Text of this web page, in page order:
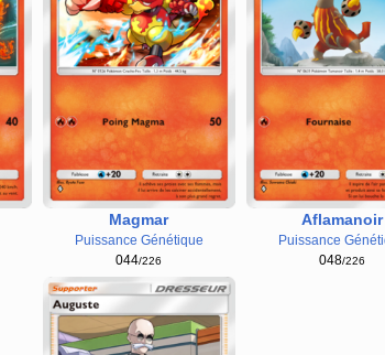
Magmar
Puissance Génétique
044/226
Aflamanoir
Puissance
048/226